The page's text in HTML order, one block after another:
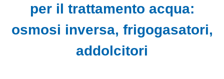
per il trattamento acqua:
osmosi inversa, frigogasatori,
addolcitori